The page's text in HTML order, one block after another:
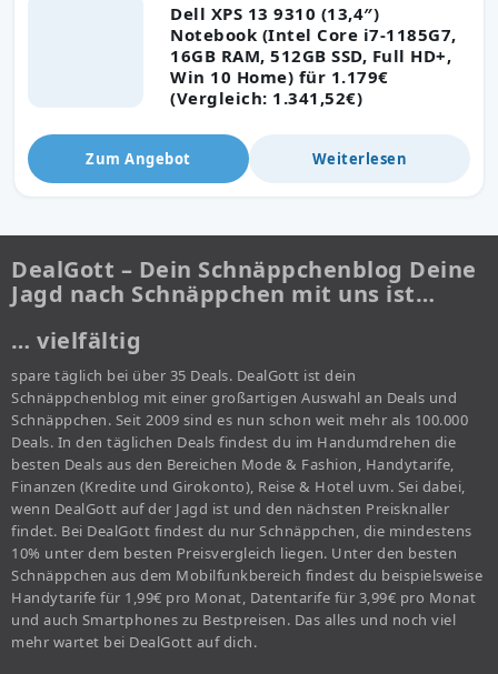
Dell XPS 13 9310 (13,4″)
Notebook (Intel Core i7-1185G7,
16GB RAM, 512GB SSD, Full HD+,
Win 10 Home) für 1.179€
(Vergleich: 1.341,52€)
Zum Angebot Weiterlesen
DealGott – Dein Schnäppchenblog Deine
Jagd nach Schnäppchen mit uns ist…
… vielfältig
spare täglich bei über 35 Deals. DealGott ist dein
Schnäppchenblog mit einer großartigen Auswahl an Deals und
Schnäppchen. Seit 2009 sind es nun schon weit mehr als 100.000
Deals. In den täglichen Deals findest du im Handumdrehen die
besten Deals aus den Bereichen Mode & Fashion, Handytarife,
Finanzen (Kredite und Girokonto), Reise & Hotel uvm. Sei dabei,
wenn DealGott auf der Jagd ist und den nächsten Preisknaller
findet. Bei DealGott findest du nur Schnäppchen, die mindestens
10% unter dem besten Preisvergleich liegen. Unter den besten
Schnäppchen aus dem Mobilfunkbereich findest du beispielsweise
Handytarife für 1,99€ pro Monat, Datentarife für 3,99€ pro Monat
und auch Smartphones zu Bestpreisen. Das alles und noch viel
mehr wartet bei DealGott auf dich.